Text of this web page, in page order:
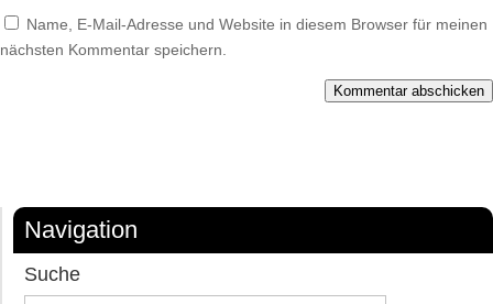
Name, E-Mail-Adresse und Website in diesem Browser für meinen
nächsten Kommentar speichern.
Kommentar abschicken
Navigation
Suche